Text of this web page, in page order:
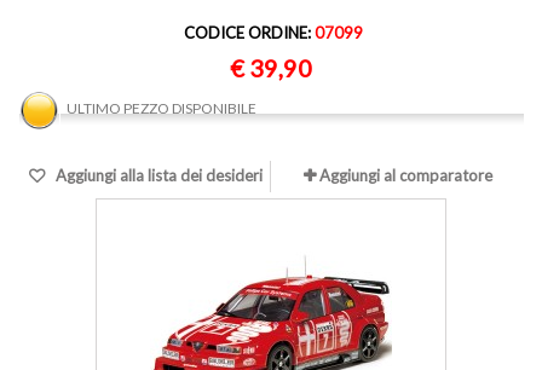
CODICE ORDINE:07099
€ 39,90
ULTIMO PEZZO DISPONIBILE
Aggiungi alla lista dei desideri Aggiungi al comparatore